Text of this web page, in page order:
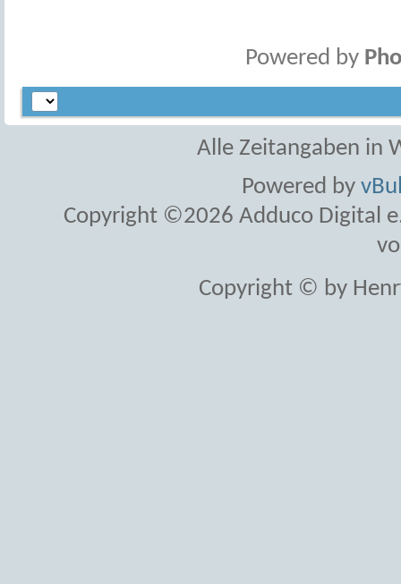
Powered by
Alle Zeitangaben in
Powered by
Copyright ©2026 Adduco Digital
Copyright © by